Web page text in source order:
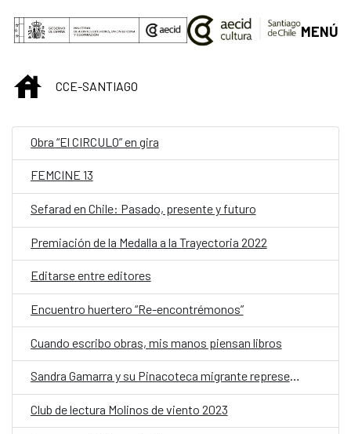
Saltar al contenido principal
MENÚ
INICIOCCE-SANTIAGO
Obra “El CIRCULO” en gira
FEMCINE 13
Sefarad en Chile: Pasado, presente y futuro
Premiación de la Medalla a la Trayectoria 2022
Editarse entre editores
Encuentro huertero “Re-encontrémonos”
Cuando escribo obras, mis manos piensan libros
Sandra Gamarra y su Pinacoteca migrante representarán a España en la Bienal de Venecia 2024
Club de lectura Molinos de viento 2023